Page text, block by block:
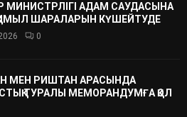
МИНИСТРЛІГІ АДАМ САУДАСЫНА
ҚИМЫЛ ШАРАЛАРЫН КҮШЕЙТУДЕ
0
МЕН РИШТАН АРАСЫНДА
ТУРАЛЫ МЕМОРАНДУМҒА ҚОЛ